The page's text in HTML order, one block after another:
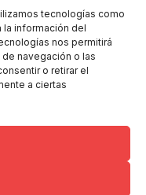
tecnologías como
la información del
nos permitirá
navegación o las
o retirar el
a ciertas